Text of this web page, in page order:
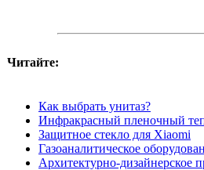
Читайте:
Как выбрать унитаз?
Инфракрасный пленочный
Защитное стекло для Xiaomi
Газоаналитическое
Архитектурно-дизайнерское